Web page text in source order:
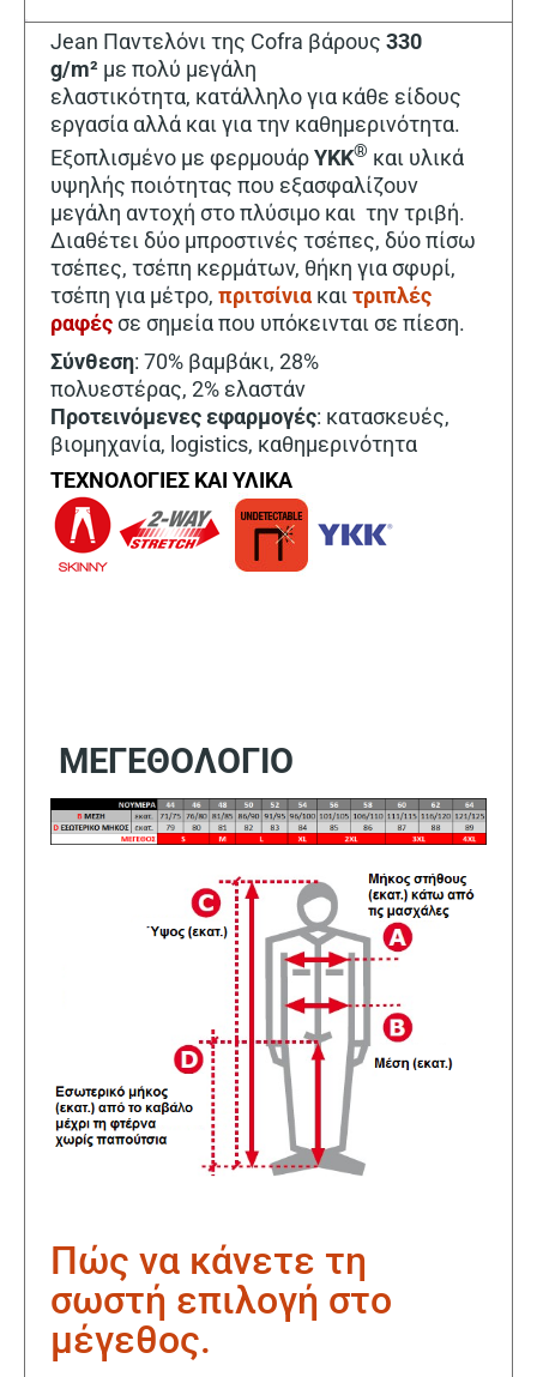
Jean Παντελόνι της Cofra βάρους 330
g/m² με πολύ μεγάλη
ελαστικότητα, κατάλληλο για κάθε είδους
εργασία αλλά και για την καθημερινότητα.
Εξοπλισμένο με φερμουάρΥΚΚ® και υλικά
υψηλής ποιότητας που εξασφαλίζουν
μεγάλη αντοχή στο πλύσιμο και την τριβή.
Διαθέτει δύο μπροστινές τσέπες, δύο πίσω
τσέπες, τσέπη κερμάτων, θήκη για σφυρί,
τσέπη για μέτρο, πριτσίνια και τριπλές
ραφέςσε σημεία που υπόκεινται σε πίεση.
Σύνθεση: 70% βαμβάκι, 28%
πολυεστέρας, 2% ελαστάν
Προτεινόμενες εφαρμογές: κατασκευές,
βιομηχανία, logistics, καθημερινότητα
ΤΕΧΝΟΛΟΓΙΕΣ ΚΑΙ ΥΛΙΚΑ
ΜΕΓΕΘΟΛΟΓΙΟ
Πώς να κάνετε τη
σωστή επιλογή στο
μέγεθος.